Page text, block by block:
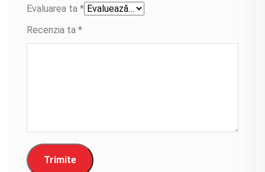
Evaluarea ta *
Recenzia ta *